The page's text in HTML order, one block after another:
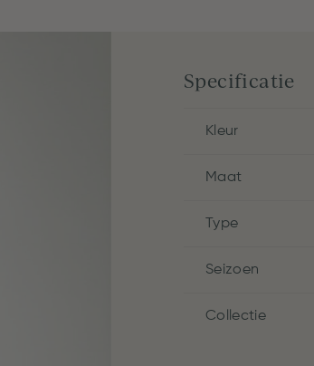
Specificatie
Kleur
Maat
Type
Seizoen
Collectie